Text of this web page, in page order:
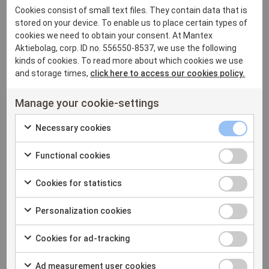
kommenterar Mantex vd Max Gerger.
Läs rapporten i sin helhet påhttps://www.mantex.se/
För mer information, vänligen kontakta:
Bo Niveman, CFO
+46 70-946 43 80 ellerbo.niveman@mantex.se
Om Mantex
Mantex säljer lösningar baserade på en patenterad ny
röntgenbaserad mätteknik för biomassa, som beröringsfritt,
automatiskt och i realtid analyserar materialets fukthalt,
askhalt och energiinnehåll. Dessa mätdata används bland
annat för att öka och förbättra produktionen i pappersbruk,
värdera biobränsle och effektivisera förbränningen i
Cookies consist of small text files. They contain data that is
stored on your device. To enable us to place certain types of
cookies we need to obtain your consent. At Mantex
Aktiebolag, corp. ID no. 556550-8537, we use the following
kinds of cookies. To read more about which cookies we use
and storage times, click here to access our cookies policy.
Manage your cookie-settings
Necessary cookies
Check
to
consent
of
Necessary
cookies
Necessary
cookies
checkbox
Functional cookies
Check
to
consent
of
Functional
cookies
checkbox
Cookies for statistics
Check
to
consent
Cookies
for
statistics
checkbox
Personalization cookies
Check
to
consent
cookies
checkbox
Cookies for ad-tracking
Check
Cookies
for
Ad measurement user cookies
Ad